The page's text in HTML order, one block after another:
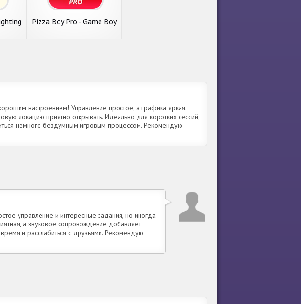
Pizza Boy Pro - Game Boy
настроением! Управление простое, а графика яркая.
локацию приятно открывать. Идеально для коротких сессий,
немного бездумным игровым процессом. Рекомендую
управление и интересные задания, но иногда
а звуковое сопровождение добавляет
и расслабиться с друзьями. Рекомендую